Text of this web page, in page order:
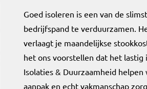
Goed isoleren is een van de
bedrijfspand te verduurzamen.
verlaagt je maandelijkse
het ons voorstellen dat het lastig
Isolaties & Duurzaamheid
aanpak en echt vakmanschap